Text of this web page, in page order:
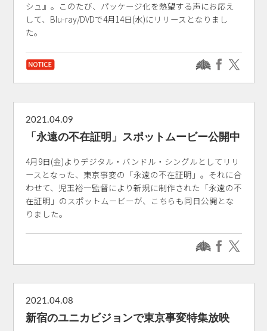
シュ』。このたび、パッケージ化を熱望する声にお応え
して、Blu-ray/DVDで4月14日(水)にリリースとなりまし
た。
2021.04.09
「永遠の不在証明」スポットムービー公開中
4月9日(金)よりデジタル・バンドル・シングルとしてリリ
ースとなった、東京事変の「永遠の不在証明」。それに合
わせて、児玉裕一監督により新規に制作された「永遠の不
在証明」のスポットムービーが、こちらも同日公開とな
りました。
2021.04.08
新宿のユニカビジョンで東京事変特集放映